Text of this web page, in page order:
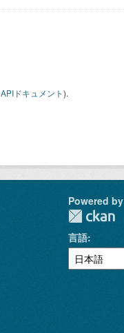
APIドキュメント).
Powered by
言語